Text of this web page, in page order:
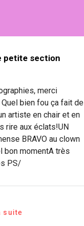
petite section
merci
bien fou ça fait de
artiste en chair et en
rire aux éclats!UN
BRAVO au clown
bon momentA très
PS/
suite